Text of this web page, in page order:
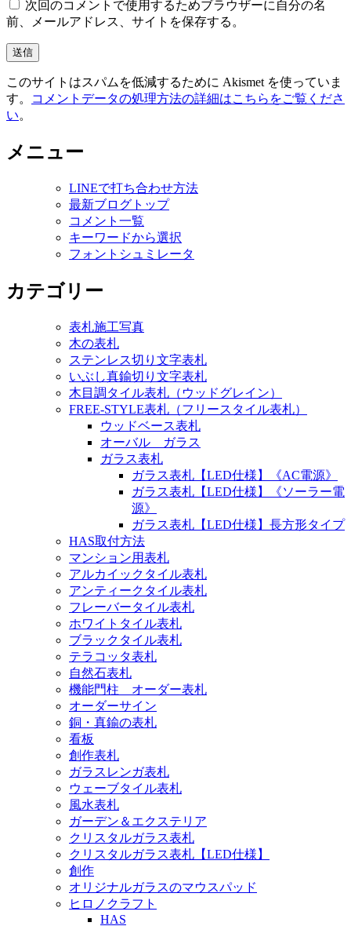
次回のコメントで使用するためブラウザーに自分の名
前、メールアドレス、サイトを保存する。
このサイトはスパムを低減するために Akismet を使っていま
す。
コメントデータの処理方法の詳細はこちらをご覧くださ
い。
メニュー
LINEで打ち合わせ方法
最新ブログトップ
コメント一覧
キーワードから選択
フォントシュミレータ
カテゴリー
表札施工写真
木の表札
ステンレス切り文字表札
いぶし真鍮切り文字表札
木目調タイル表札（ウッドグレイン）
FREE-STYLE表札（フリースタイル表札）
ウッドベース表札
オーバル ガラス
ガラス表札
ガラス表札【LED仕様】《AC電源》
ガラス表札【LED仕様】《ソーラー電
源》
ガラス表札【LED仕様】長方形タイプ
HAS取付方法
マンション用表札
アルカイックタイル表札
アンティークタイル表札
フレーバータイル表札
ホワイトタイル表札
ブラックタイル表札
テラコッタ表札
自然石表札
機能門柱 オーダー表札
オーダーサイン
銅・真鍮の表札
看板
創作表札
ガラスレンガ表札
ウェーブタイル表札
風水表札
ガーデン＆エクステリア
クリスタルガラス表札
クリスタルガラス表札【LED仕様】
創作
オリジナルガラスのマウスパッド
ヒロノクラフト
HAS